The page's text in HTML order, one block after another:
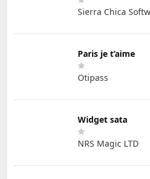
Sierra Chica
Paris je t’aime
Otipass
Widget sata
NRS Magic LTD